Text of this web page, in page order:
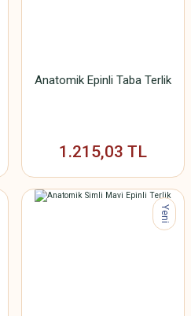
Anatomik Epinli Taba Terlik
1.215,03 TL
Yeni